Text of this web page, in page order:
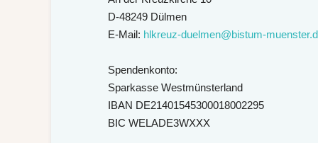
D-48249 Dülmen
E-Mail: hlkreuz-duelmen@bistum-
Spendenkonto:
Sparkasse Westmünsterland
IBAN DE21401545300018002295
BIC WELADE3WXXX